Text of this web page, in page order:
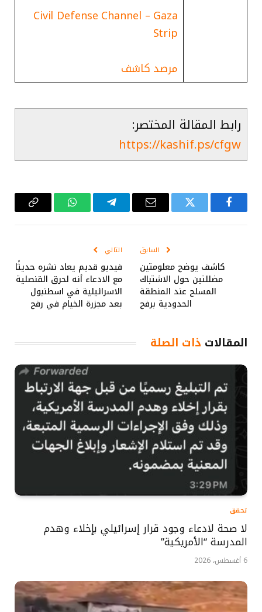
Civil Defense Channel – Gaza
Strip
مرصد كاشف
رابط المقالة المختصر:
https://kashif.ps/cfgw
فيسبوك تويتر
البريد
تيلقرام واتساب Copy
السابق
كاشف يوضح معلومتين
مضللتين حول الاشتباك
المسلح عند المنطقة
الحدودية برفح
التالي
فيديو قديم يعاد نشره حديثًا
مع الادعاء أنه لحرق القنصلية
الاسرائيلية في اسطنبول
بعد مجزرة الخيام في رفح
المقالات ذات الصلة
تحقق
لا صحة لادعاء وجود قرار إسرائيلي بإخلاء وهدم
المدرسة “الأمريكية”
6 أغسطس، 2026